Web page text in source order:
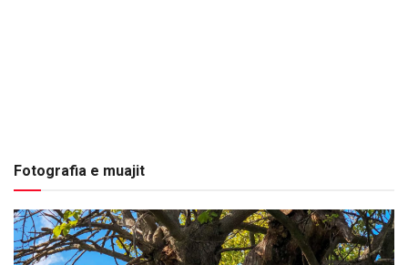
Fotografia e muajit